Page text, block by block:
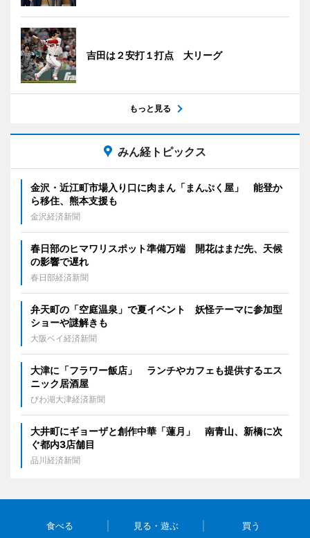
吉田は２安打１打点 大リーグ
もっと見る
みん経トピックス
金沢・近江町市場入り口に肉まん「まんぷく屋」 能登か
ら移住、熊本支援も
金沢経済新聞
春日部のヒマワリスポット準備万端 開花はまだ先、天候
の影響で遅れ
春日部経済新聞
弁天町の「空庭温泉」で夏イベント 妖怪テーマに参加型
ショーや謎解きも
大阪ベイ経済新聞
大津に「フラワー飯店」 ランチやカフェも提供するエス
ニック居酒屋
びわ湖大津経済新聞
大井町にギョーザと創作中華「蓮月」 南青山、新橋に次
ぐ都内3店舗目
品川経済新聞
食べる 見る・遊ぶ 買う